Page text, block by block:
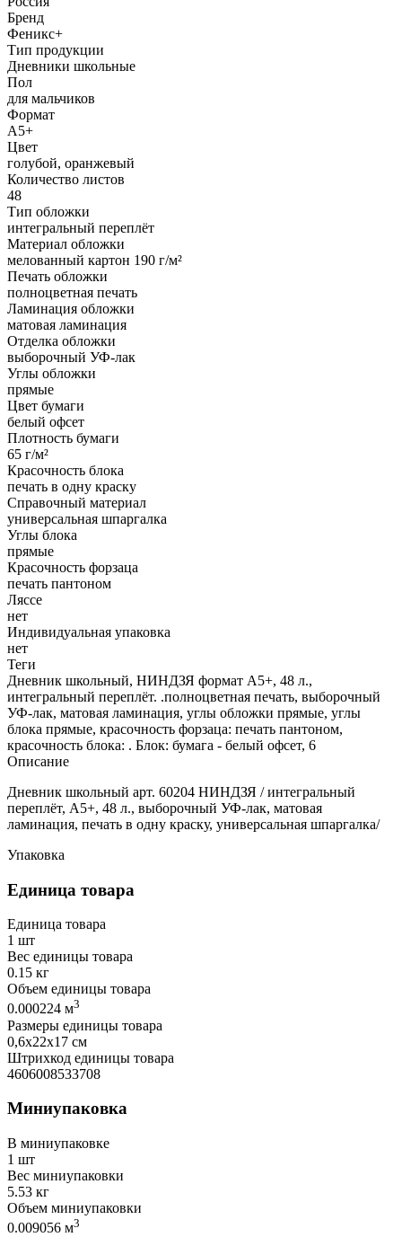
Бренд
Феникс+
Тип продукции
Дневники школьные
Пол
для мальчиков
Формат
А5+
Цвет
голубой, оранжевый
Количество листов
48
Тип обложки
интегральный переплёт
Материал обложки
мелованный картон 190 г/м²
Печать обложки
полноцветная печать
Ламинация обложки
матовая ламинация
Отделка обложки
выборочный УФ-лак
Углы обложки
прямые
Цвет бумаги
белый офсет
Плотность бумаги
65 г/м²
Красочность блока
печать в одну краску
Справочный материал
универсальная шпаргалка
Углы блока
прямые
Красочность форзаца
печать пантоном
Ляссе
нет
Индивидуальная упаковка
нет
Теги
Дневник школьный, НИНДЗЯ формат А5+, 48 л.,
интегральный переплёт. .полноцветная печать, выборочный
УФ-лак, матовая ламинация, углы обложки прямые, углы
блока прямые, красочность форзаца: печать пантоном,
красочность блока: . Блок: бумага - белый офсет, 6
Описание
Дневник школьный арт. 60204 НИНДЗЯ / интегральный
переплёт, А5+, 48 л., выборочный УФ-лак, матовая
ламинация, печать в одну краску, универсальная шпаргалка/
Упаковка
Единица товара
Единица товара
1 шт
Вес единицы товара
0.15 кг
Объем единицы товара
0.000224 м3
Размеры единицы товара
0,6х22х17 см
Штрихкод единицы товара
4606008533708
Миниупаковка
В миниупаковке
1 шт
Вес миниупаковки
5.53 кг
Объем миниупаковки
0.009056 м3